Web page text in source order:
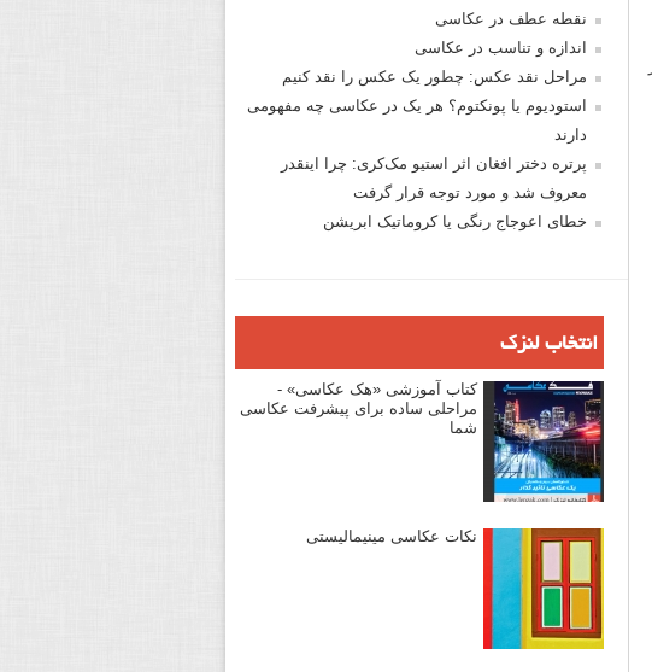
نقطه عطف در عکاسی
اندازه و تناسب در عکاسی
مراحل نقد عکس: چطور یک عکس را نقد کنیم
استودیوم یا پونکتوم؟ هر یک در عکاسی چه مفهومی
دارند
پرتره دختر افغان اثر استیو مک‌کری: چرا اینقدر
معروف شد و مورد توجه قرار گرفت
خطای اعوجاج رنگی یا کروماتیک ابریشن
انتخاب لنزک
کتاب آموزشی «هک عکاسی» -
مراحلی ساده برای پیشرفت عکاسی
شما
نکات عکاسی مینیمالیستی